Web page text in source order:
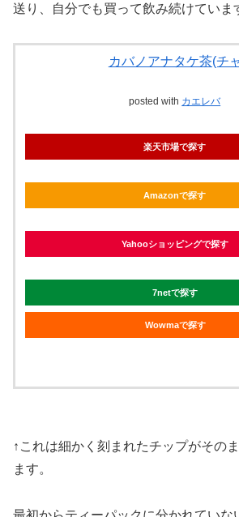
送り、自分でも買って飲み続けていま
カバノアナタケ茶(チ
posted with カエレバ
楽天市場で探す
Amazonで探す
Yahooショッピングで探す
7netで探す
Wowmaで探す
↑これは細かく刻まれたチップがその
ます。